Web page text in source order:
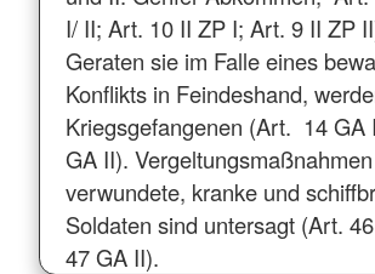
I/ II; Art. 10 II ZP I; Art. 9 II ZP
Geraten sie im Falle eines
Konflikts in Feindeshand,
Kriegsgefangenen (Art. 14 GA
GA II).
verwundete, kranke und
Soldaten sind untersagt (Art.
47 GA II).